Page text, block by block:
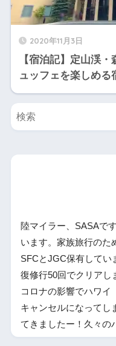
2020年11月3日
【宿泊記】定山渓
ュッフェを楽しめる
陸マイラー、SASAで
います。家族旅行のた
SFCとJGC保有してい
復修行50回でクリアし
コロナの影響でハワイ
キャンセルになってし
てきましたー！久々の